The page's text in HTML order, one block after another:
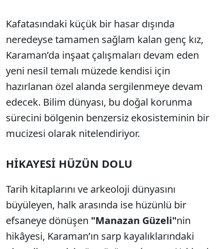
Kafatasındaki küçük bir hasar dışında
neredeyse tamamen sağlam kalan genç kız,
Karaman’da inşaat çalışmaları devam eden
yeni nesil temalı müzede kendisi için
hazırlanan özel alanda sergilenmeye devam
edecek. Bilim dünyası, bu doğal korunma
sürecini bölgenin benzersiz ekosisteminin bir
mucizesi olarak nitelendiriyor.
HİKAYESİ HÜZÜN DOLU
Tarih kitaplarını ve arkeoloji dünyasını
büyüleyen, halk arasında ise hüzünlü bir
efsaneye dönüşen "Manazan Güzeli"nin
hikâyesi, Karaman’ın sarp kayalıklarındaki